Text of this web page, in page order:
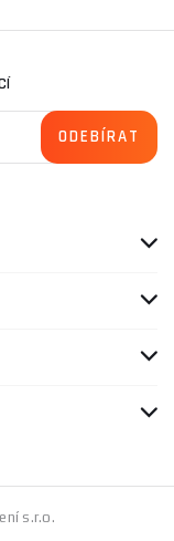
s.r.o.